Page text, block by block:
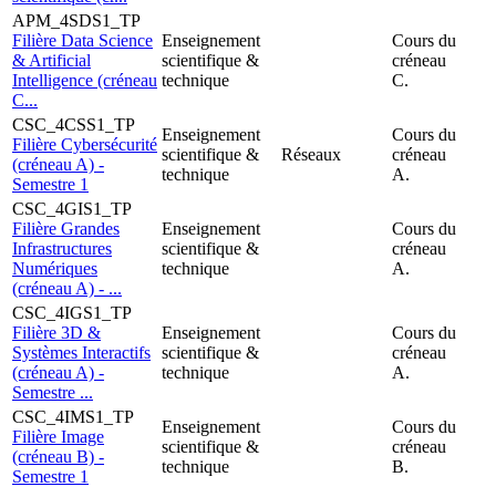
APM_4SDS1_TP
Filière Data Science
& Artificial
Intelligence (créneau
C...
Enseignement
scientifique &
technique
Cours du
créneau
C.
CSC_4CSS1_TP
Filière Cybersécurité
(créneau A) -
Semestre 1
Enseignement
scientifique &
technique
Réseaux
Cours du
créneau
A.
CSC_4GIS1_TP
Filière Grandes
Infrastructures
Numériques
(créneau A) - ...
Enseignement
scientifique &
technique
Cours du
créneau
A.
CSC_4IGS1_TP
Filière 3D &
Systèmes Interactifs
(créneau A) -
Semestre ...
Enseignement
scientifique &
technique
Cours du
créneau
A.
CSC_4IMS1_TP
Filière Image
(créneau B) -
Semestre 1
Enseignement
scientifique &
technique
Cours du
créneau
B.